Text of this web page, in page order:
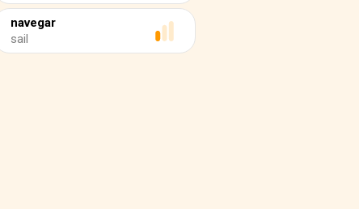
navegar
sail